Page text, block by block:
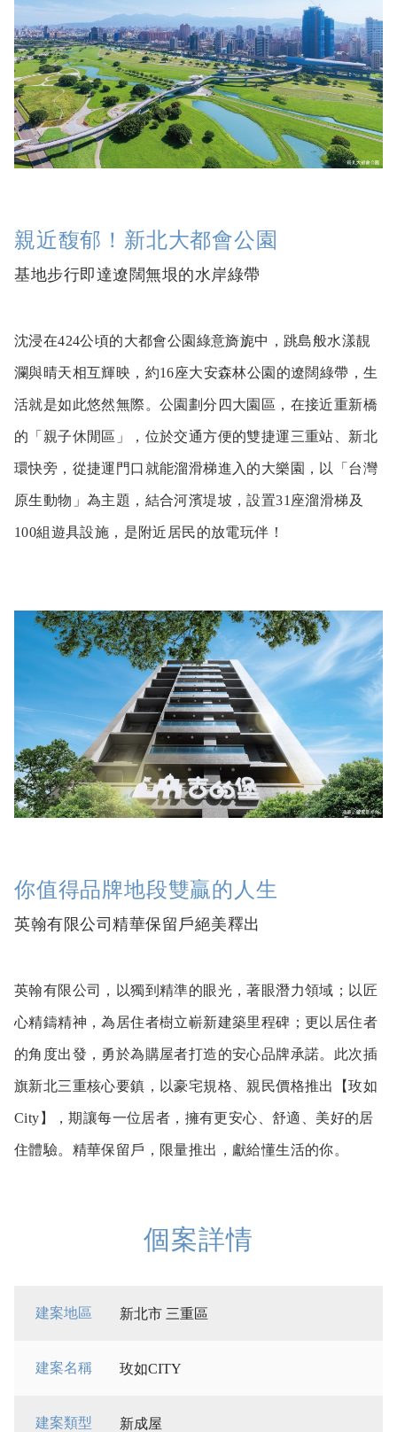
親近馥郁！新北大都會公園
基地步行即達遼闊無垠的水岸綠帶
沈浸在424公頃的大都會公園綠意旖旎中，跳島般水漾靚
瀾與晴天相互輝映，約16座大安森林公園的遼闊綠帶，生
活就是如此悠然無際。公園劃分四大園區，在接近重新橋
的「親子休閒區」，位於交通方便的雙捷運三重站、新北
環快旁，從捷運門口就能溜滑梯進入的大樂園，以「台灣
原生動物」為主題，結合河濱堤坡，設置31座溜滑梯及
你值得品牌地段雙贏的人生
英翰有限公司精華保留戶絕美釋出
英翰有限公司，以獨到精準的眼光，著眼潛力領域；以匠
心精鑄精神，為居住者樹立嶄新建築里程碑；更以居住者
的角度出發，勇於為購屋者打造的安心品牌承諾。此次插
旗新北三重核心要鎮，以豪宅規格、親民價格推出【玫如
City】，期讓每一位居者，擁有更安心、舒適、美好的居
個案詳情
建案地區 新北市 三重區
建案名稱 玫如CITY
建案類型 新成屋